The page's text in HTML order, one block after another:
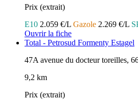
Prix (extrait)
E10 2.059 €/L Gazole 2.269 €/L
Ouvrir la fiche
Total - Petrosud Formenty Estagel
47A avenue du docteur toreilles,
9,2 km
Prix (extrait)